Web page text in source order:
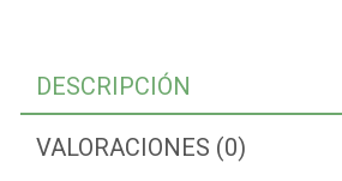
DESCRIPCIÓN
VALORACIONES (0)